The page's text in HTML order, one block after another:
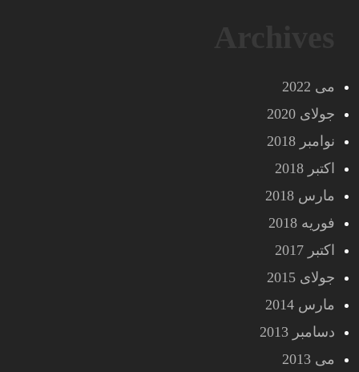
می 2022
جولای 2020
نوامبر 2018
اکتبر 2018
مارس 2018
فوریه 2018
اکتبر 2017
جولای 2015
مارس 2014
دسامبر 2013
می 2013